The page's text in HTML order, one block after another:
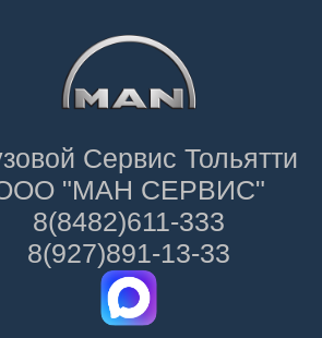
Сервис Тольятти
"МАН СЕРВИС"
8(8482)611-333
8(927)891-13-33